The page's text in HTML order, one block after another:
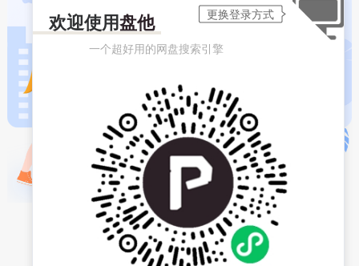
欢迎使用盘他
一个超好用的网盘搜索引擎